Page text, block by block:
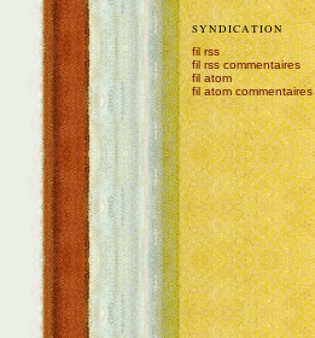
SYNDICATION
fil rss
fil rss commentaires
fil atom
fil atom commentaires